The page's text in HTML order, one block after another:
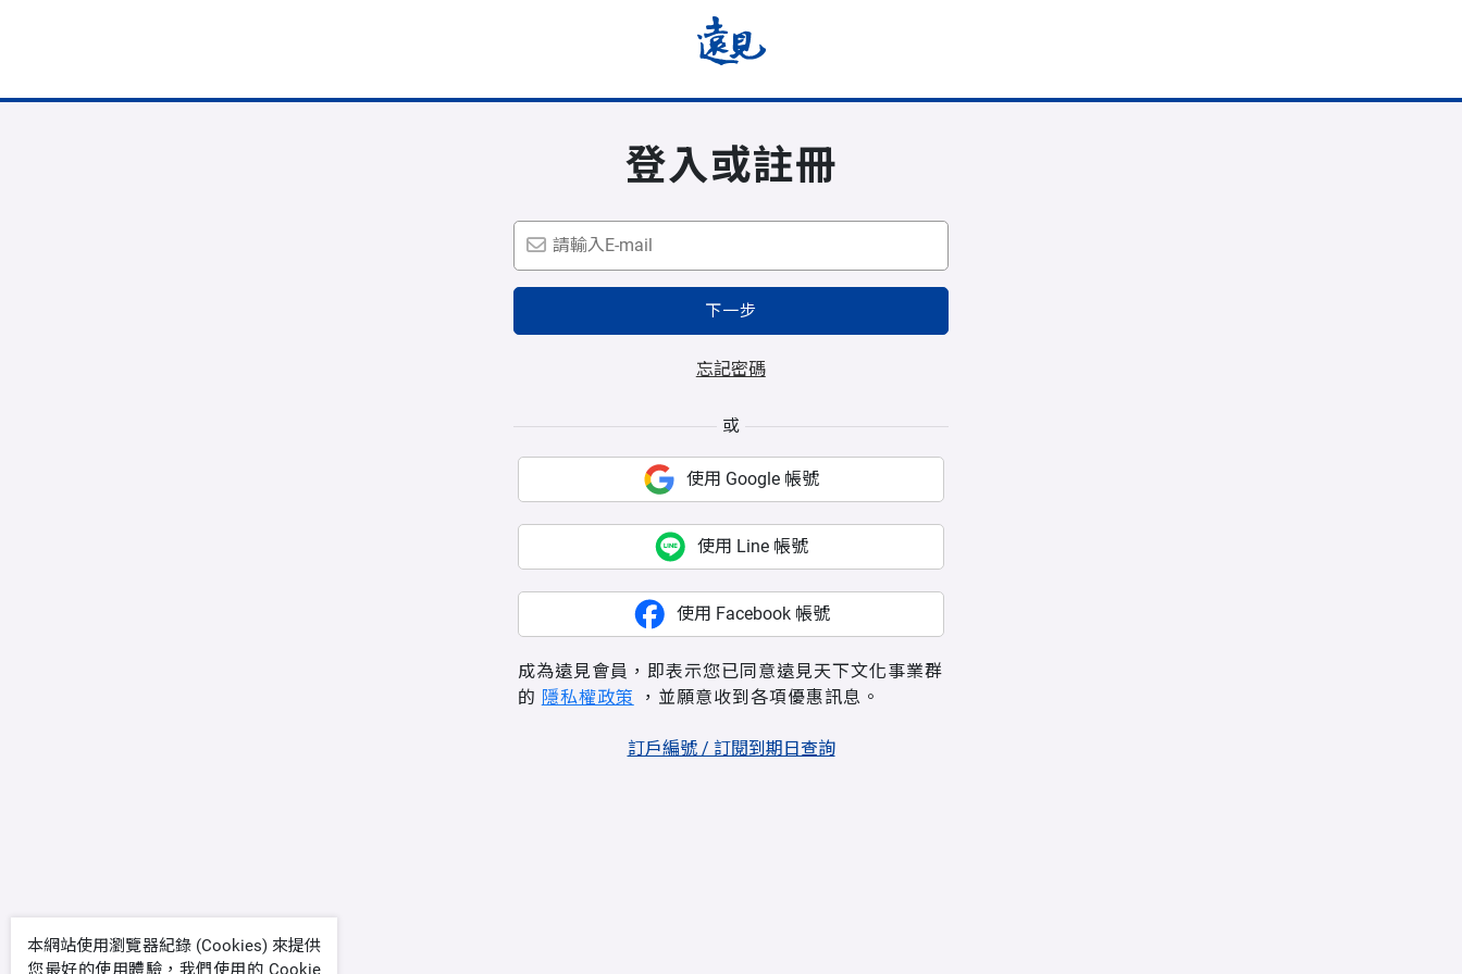
登入或註冊
下一步
忘記密碼
或
使用 Google 帳號
使用 Line 帳號
使用 Facebook 帳號
成為遠見會員，即表示您已同意遠見天下文化事業群
的 隱私權政策 ，並願意收到各項優惠訊息。
訂戶編號 / 訂閱到期日查詢
本網站使用瀏覽器紀錄 (Cookies) 來提供
您最好的使用體驗，我們使用的 Cookie